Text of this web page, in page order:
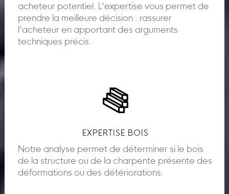
acheteur potentiel. L’expertise vous permet de
prendre la meilleure décision : rassurer
l’acheteur en apportant des arguments
techniques précis.
EXPERTISE BOIS
Notre analyse permet de déterminer si le bois
de la structure ou de la charpente présente des
déformations ou des détériorations.